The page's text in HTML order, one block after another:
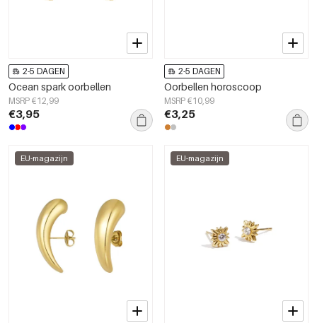
2-5 DAGEN
Ocean spark oorbellen
MSRP €12,99
€3,95
2-5 DAGEN
Oorbellen horoscoop
MSRP €10,99
€3,25
EU-magazijn EU-magazijn